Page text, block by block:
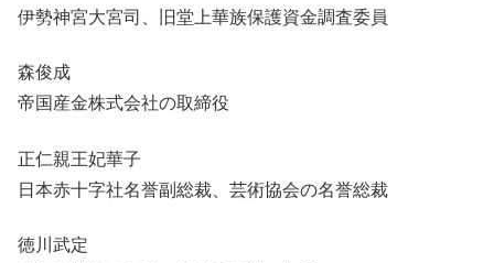
伊勢神宮大宮司、旧堂上華族保護資金調査委員
森俊成
帝国産金株式会社の取締役
正仁親王妃華子
日本赤十字社名誉副総裁、芸術協会の名誉総裁
徳川武定